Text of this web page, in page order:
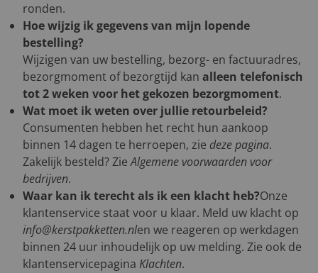
ronden.
Hoe wijzig ik gegevens van mijn lopende
bestelling?
Wijzigen van uw bestelling, bezorg- en factuuradres,
bezorgmoment of bezorgtijd kan alleen telefonisch
tot 2 weken voor het gekozen bezorgmoment.
Wat moet ik weten over jullie retourbeleid?
Consumenten hebben het recht hun aankoop
binnen 14 dagen te herroepen, zie deze pagina.
Zakelijk besteld? ZieAlgemene voorwaarden voor
bedrijven.
Waar kan ik terecht als ik een klacht heb?Onze
klantenservice staat voor u klaar. Meld uw klacht op
info@kerstpakketten.nlen we reageren op werkdagen
binnen 24 uur inhoudelijk op uw melding. Zie ook de
klantenservicepagina Klachten.